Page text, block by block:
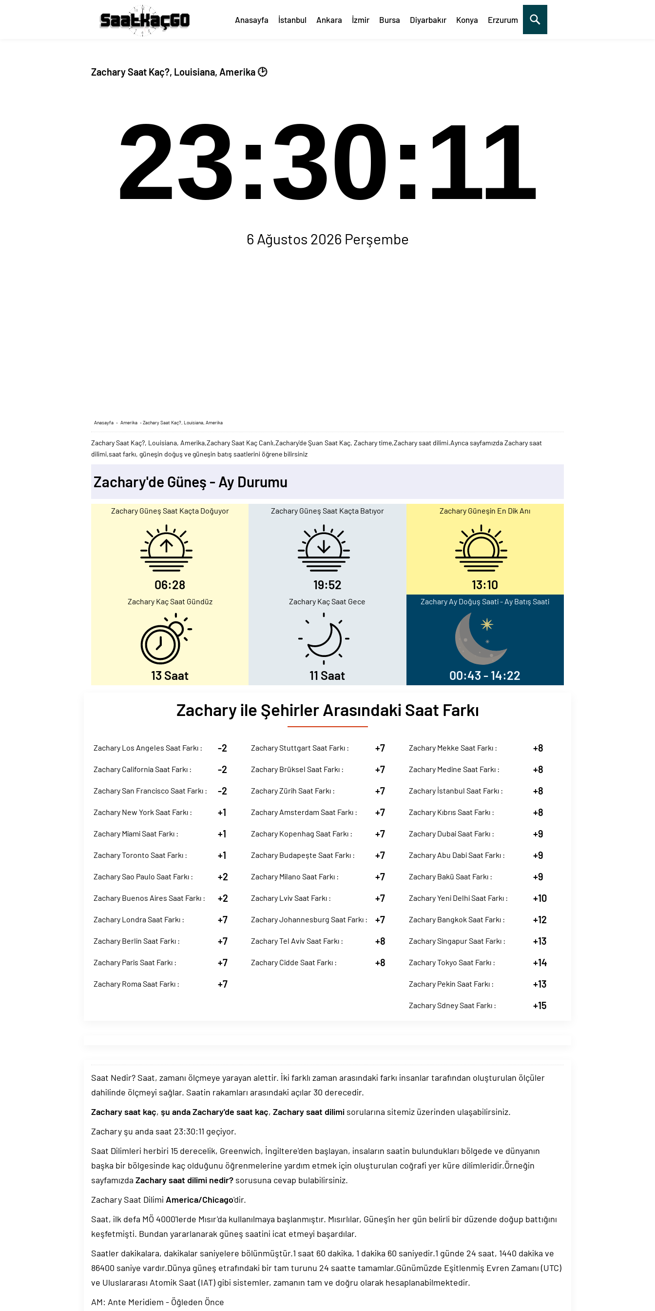
Anasayfa İstanbul Ankara İzmir Bursa Diyarbakır Konya Erzurum
Zachary Saat Kaç?, Louisiana, Amerika 🕑
23:30:12
6 Ağustos 2026 Perşembe
Anasayfa › Amerika › Zachary Saat Kaç?, Louisiana, Amerika
Zachary Saat Kaç?, Louisiana, Amerika,Zachary Saat Kaç Canlı,Zachary'de Şuan Saat Kaç, Zachary time,Zachary saat dilimi.Ayrıca sayfamızda Zachary saat
dilimi,saat farkı, güneşin doğuş ve güneşin batış saatlerini öğrene bilirsiniz
Zachary'de Güneş - Ay Durumu
Zachary Güneş Saat Kaçta Doğuyor
06:28
Zachary Güneş Saat Kaçta Batıyor
19:52
Zachary Güneşin En Dik Anı
13:10
Zachary Kaç Saat Gündüz
13 Saat
Zachary Kaç Saat Gece
11 Saat
Zachary Ay Doğuş Saati - Ay Batış Saati
00:43 - 14:22
Zachary ile Şehirler Arasındaki Saat Farkı
Zachary Los Angeles Saat Farkı : -2
Zachary California Saat Farkı : -2
Zachary San Francisco Saat Farkı : -2
Zachary New York Saat Farkı : +1
Zachary Miami Saat Farkı : +1
Zachary Toronto Saat Farkı : +1
Zachary Sao Paulo Saat Farkı : +2
Zachary Buenos Aires Saat Farkı : +2
Zachary Londra Saat Farkı : +7
Zachary Berlin Saat Farkı : +7
Zachary Paris Saat Farkı : +7
Zachary Roma Saat Farkı : +7
Zachary Stuttgart Saat Farkı : +7
Zachary Brüksel Saat Farkı : +7
Zachary Zürih Saat Farkı : +7
Zachary Amsterdam Saat Farkı : +7
Zachary Kopenhag Saat Farkı : +7
Zachary Budapeşte Saat Farkı : +7
Zachary Milano Saat Farkı : +7
Zachary Lviv Saat Farkı : +7
Zachary Johannesburg Saat Farkı : +7
Zachary Tel Aviv Saat Farkı : +8
Zachary Cidde Saat Farkı : +8
Zachary Mekke Saat Farkı : +8
Zachary Medine Saat Farkı : +8
Zachary İstanbul Saat Farkı : +8
Zachary Kıbrıs Saat Farkı : +8
Zachary Dubai Saat Farkı : +9
Zachary Abu Dabi Saat Farkı : +9
Zachary Bakü Saat Farkı : +9
Zachary Yeni Delhi Saat Farkı : +10
Zachary Bangkok Saat Farkı : +12
Zachary Singapur Saat Farkı : +13
Zachary Tokyo Saat Farkı : +14
Zachary Pekin Saat Farkı : +13
Zachary Sdney Saat Farkı : +15
Saat Nedir? Saat, zamanı ölçmeye yarayan alettir. İki farklı zaman arasındaki farkı insanlar tarafından oluşturulan ölçüler
dahilinde ölçmeyi sağlar. Saatin rakamları arasındaki açılar 30 derecedir.
Zachary saat kaç, şu anda Zachary'de saat kaç, Zachary saat dilimi sorularına sitemiz üzerinden ulaşabilirsiniz.
Zachary şu anda saat 23:30:12 geçiyor.
Saat Dilimleri herbiri 15 derecelik, Greenwich, İngiltere'den başlayan, insaların saatin bulundukları bölgede ve dünyanın
başka bir bölgesinde kaç olduğunu öğrenmelerine yardım etmek için oluşturulan coğrafi yer küre dilimleridir.Örneğin
sayfamızda Zachary saat dilimi nedir? sorusuna cevap bulabilirsiniz.
Zachary Saat Dilimi America/Chicago'dir.
Saat, ilk defa MÖ 4000'lerde Mısır'da kullanılmaya başlanmıştır. Mısırlılar, Güneş'in her gün belirli bir düzende doğup battığını
keşfetmişti. Bundan yararlanarak güneş saatini icat etmeyi başardılar.
Saatler dakikalara, dakikalar saniyelere bölünmüştür.1 saat 60 dakika, 1 dakika 60 saniyedir.1 günde 24 saat, 1440 dakika ve
86400 saniye vardır.Dünya güneş etrafındaki bir tam turunu 24 saatte tamamlar.Günümüzde Eşitlenmiş Evren Zamanı (UTC)
ve Uluslararası Atomik Saat (IAT) gibi sistemler, zamanın tam ve doğru olarak hesaplanabilmektedir.
AM: Ante Meridiem - Öğleden Önce